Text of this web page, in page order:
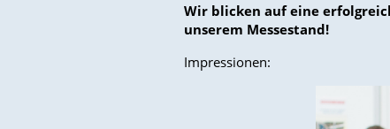
Wir blicken auf eine
unserem Messestand!
Impressionen: